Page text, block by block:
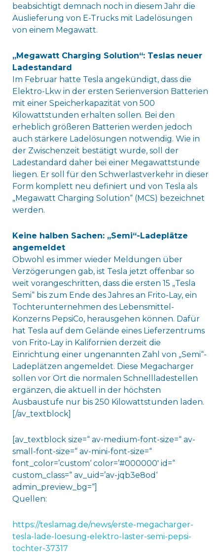
beabsichtigt demnach noch in diesem Jahr die
Auslieferung von E-Trucks mit Ladelösungen
von einem Megawatt.
„Megawatt Charging Solution“: Teslas neuer
Ladestandard
Im Februar hatte Tesla angekündigt, dass die
Elektro-Lkw in der ersten Serienversion Batterien
mit einer Speicherkapazität von 500
Kilowattstunden erhalten sollen. Bei den
erheblich größeren Batterien werden jedoch
auch stärkere Ladelösungen notwendig. Wie in
der Zwischenzeit bestätigt wurde, soll der
Ladestandard daher bei einer Megawattstunde
liegen. Er soll für den Schwerlastverkehr in dieser
Form komplett neu definiert und von Tesla als
„Megawatt Charging Solution“ (MCS) bezeichnet
werden.
Keine halben Sachen: „Semi“-Ladeplätze
angemeldet
Obwohl es immer wieder Meldungen über
Verzögerungen gab, ist Tesla jetzt offenbar so
weit vorangeschritten, dass die ersten 15 „Tesla
Semi“ bis zum Ende des Jahres an Frito-Lay, ein
Tochterunternehmen des Lebensmittel-
Konzerns PepsiCo, herausgehen können. Dafür
hat Tesla auf dem Gelände eines Lieferzentrums
von Frito-Lay in Kalifornien derzeit die
Einrichtung einer ungenannten Zahl von „Semi“-
Ladeplätzen angemeldet. Diese Megacharger
sollen vor Ort die normalen Schnellladestellen
ergänzen, die aktuell in der höchsten
Ausbaustufe nur bis 250 Kilowattstunden laden.
[/av_textblock]
[av_textblock size=“ av-medium-font-size=“ av-
small-font-size=“ av-mini-font-size=“
font_color=’custom‘ color=’#000000′ id=“
custom_class=“ av_uid=’av-jqb3e8od‘
admin_preview_bg=“]
Quellen:
https://teslamag.de/news/erste-megacharger-
tesla-lade-loesung-elektro-laster-semi-pepsi-
tochter-37317